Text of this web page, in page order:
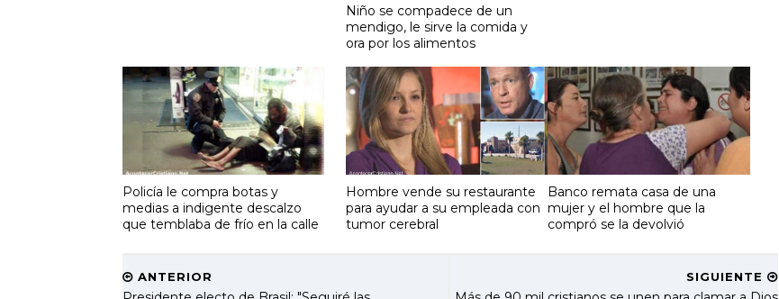
Niño se compadece de un
mendigo, le sirve la comida y
ora por los alimentos
Policía le compra botas y
medias a indigente descalzo
que temblaba de frío en la calle
Hombre vende su restaurante
para ayudar a su empleada con
tumor cerebral
Banco remata casa de una
mujer y el hombre que la
compró se la devolvió
SIGUIENTE
ANTERIOR